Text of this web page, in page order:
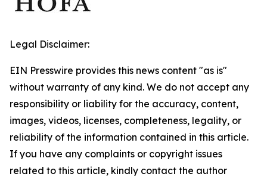
Legal Disclaimer:
EIN Presswire provides this news content "as is"
without warranty of any kind. We do not accept any
responsibility or liability for the accuracy, content,
images, videos, licenses, completeness, legality, or
reliability of the information contained in this article.
If you have any complaints or copyright issues
related to this article, kindly contact the author